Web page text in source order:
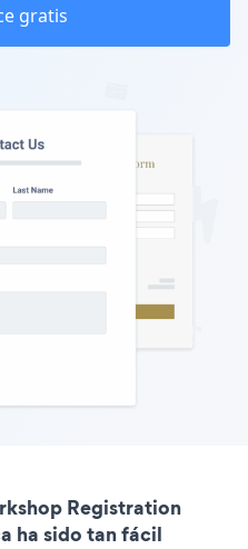
gratis
Registration
ha sido tan fácil